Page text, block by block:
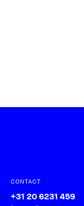
CONTACT
+31 20 6231 459